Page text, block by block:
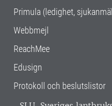
Primula (ledighet,
Webbmejl
ReachMee
Edusign
Protokoll och beslutslistor